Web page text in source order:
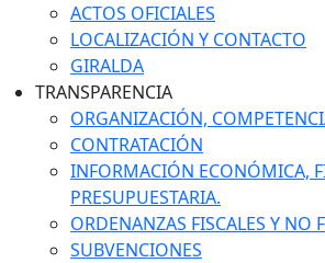
ACTOS OFICIALES
LOCALIZACIÓN Y CONTACTO
GIRALDA
TRANSPARENCIA
ORGANIZACIÓN,
CONTRATACIÓN
INFORMACIÓN ECONÓMICA,
PRESUPUESTARIA.
ORDENANZAS FISCALES Y NO
SUBVENCIONES